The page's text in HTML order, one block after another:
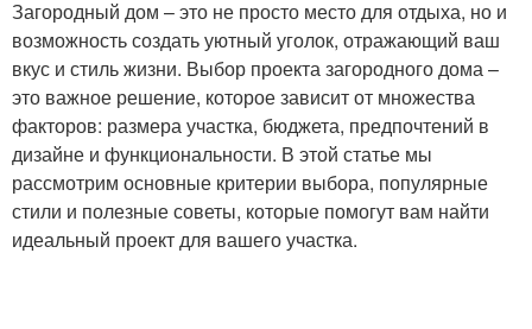
Загородный дом – это не просто место для отдыха, но и
возможность создать уютный уголок, отражающий ваш
вкус и стиль жизни. Выбор проекта загородного дома –
это важное решение, которое зависит от множества
факторов: размера участка, бюджета, предпочтений в
дизайне и функциональности. В этой статье мы
рассмотрим основные критерии выбора, популярные
стили и полезные советы, которые помогут вам найти
идеальный проект для вашего участка.